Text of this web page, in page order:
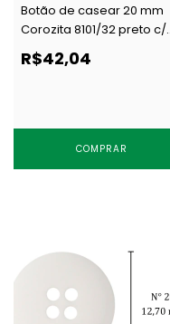
Botão de casear 20 mm
Corozita 8101/32 preto c/
144 un
R$42,04
COMPRAR